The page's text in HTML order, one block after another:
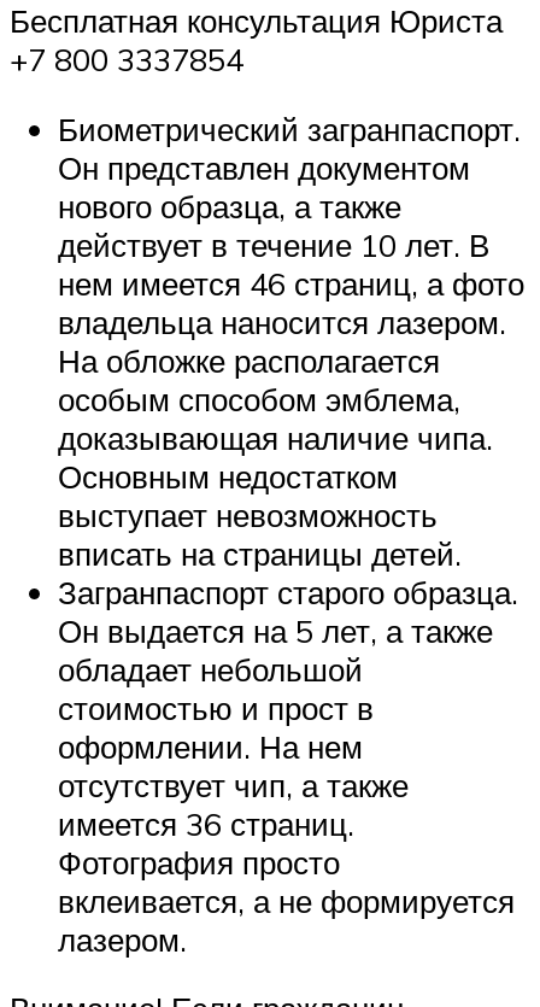
Бесплатная консультация Юриста
+7 800 3337854
Биометрический загранпаспорт.
Он представлен документом
нового образца, а также
действует в течение 10 лет. В
нем имеется 46 страниц, а фото
владельца наносится лазером.
На обложке располагается
особым способом эмблема,
доказывающая наличие чипа.
Основным недостатком
выступает невозможность
вписать на страницы детей.
Загранпаспорт старого образца.
Он выдается на 5 лет, а также
обладает небольшой
стоимостью и прост в
оформлении. На нем
отсутствует чип, а также
имеется 36 страниц.
Фотография просто
вклеивается, а не формируется
лазером.